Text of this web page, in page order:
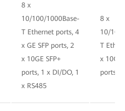
8 x
10/100/1000Base-
T Ethernet ports, 4
x GE SFP ports, 2
x 10GE SFP+
ports, 1 x DI/DO, 1
x RS485
8 x
10/
T
x 10GE
ports,